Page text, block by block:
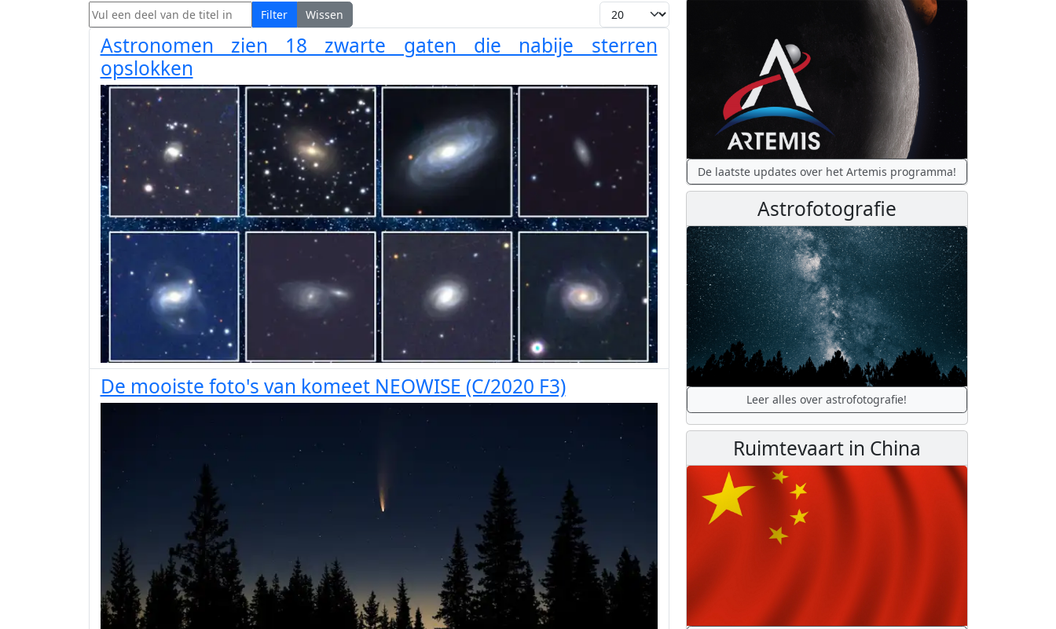
Vul een deel van de titel in Filter Wissen Toon #
Astronomen zien 18 zwarte gaten die nabije sterren
opslokken
De mooiste foto's van komeet NEOWISE (C/2020 F3)
De laatste updates over het Artemis programma!
Astrofotografie
Leer alles over astrofotografie!
Ruimtevaart in China